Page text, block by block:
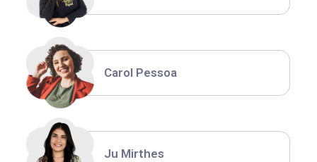
Carol Pessoa
Ju Mirthes